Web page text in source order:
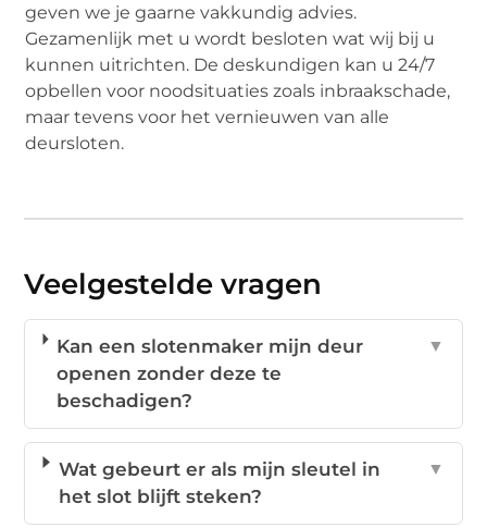
geven we je gaarne vakkundig advies.
Gezamenlijk met u wordt besloten wat wij bij u
kunnen uitrichten. De deskundigen kan u 24/7
opbellen voor noodsituaties zoals inbraakschade,
maar tevens voor het vernieuwen van alle
deursloten.
Veelgestelde vragen
Kan een slotenmaker mijn deur
openen zonder deze te
beschadigen?
▼
Wat gebeurt er als mijn sleutel in
het slot blijft steken?
▼